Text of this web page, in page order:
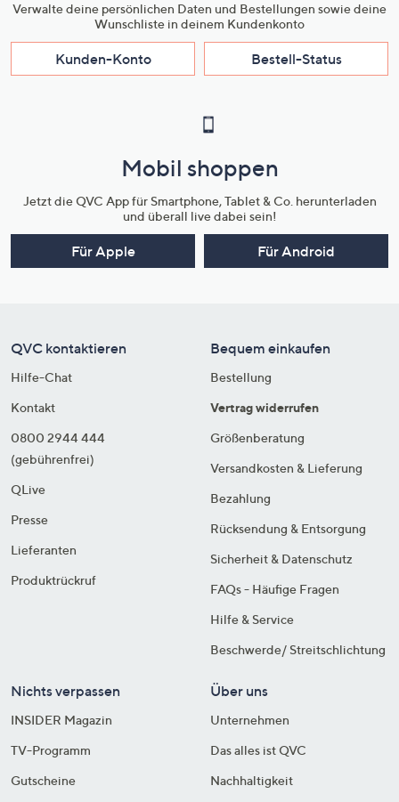
Verwalte deine persönlichen Daten und Bestellungen sowie deine
Wunschliste in deinem Kundenkonto
Kunden-Konto Bestell-Status
Mobil shoppen
Jetzt die QVC App für Smartphone, Tablet & Co. herunterladen
und überall live dabei sein!
Für Apple Für Android
QVC kontaktieren
Hilfe-Chat
Kontakt
0800 2944 444
(gebührenfrei)
QLive
Presse
Lieferanten
Produktrückruf
Bequem einkaufen
Bestellung
Vertrag widerrufen
Größenberatung
Versandkosten & Lieferung
Bezahlung
Rücksendung & Entsorgung
Sicherheit & Datenschutz
FAQs - Häufige Fragen
Hilfe & Service
Beschwerde/ Streitschlichtung
Nichts verpassen
INSIDER Magazin
TV-Programm
Gutscheine
Über uns
Unternehmen
Das alles ist QVC
Nachhaltigkeit